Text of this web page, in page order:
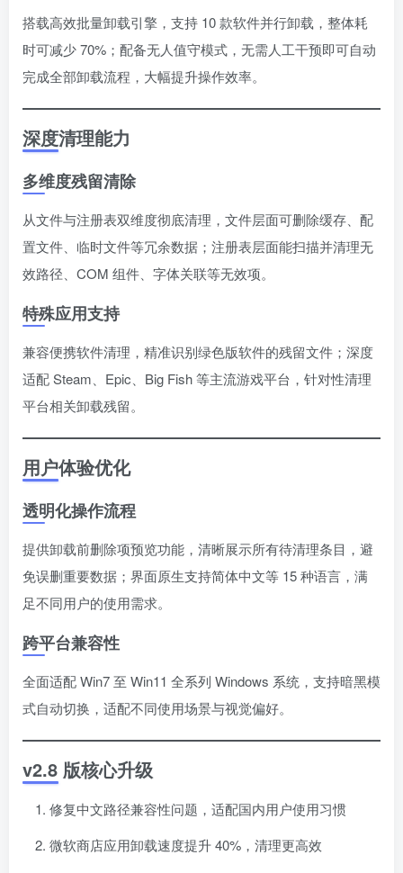
搭载高效批量卸载引擎，支持 10 款软件并行卸载，整体耗
时可减少 70%；配备无人值守模式，无需人工干预即可自动
完成全部卸载流程，大幅提升操作效率。
深度清理能力
多维度残留清除
从文件与注册表双维度彻底清理，文件层面可删除缓存、配
置文件、临时文件等冗余数据；注册表层面能扫描并清理无
效路径、COM 组件、字体关联等无效项。
特殊应用支持
兼容便携软件清理，精准识别绿色版软件的残留文件；深度
适配 Steam、Epic、Big Fish 等主流游戏平台，针对性清理
平台相关卸载残留。
用户体验优化
透明化操作流程
提供卸载前删除项预览功能，清晰展示所有待清理条目，避
免误删重要数据；界面原生支持简体中文等 15 种语言，满
足不同用户的使用需求。
跨平台兼容性
全面适配 Win7 至 Win11 全系列 Windows 系统，支持暗黑模
式自动切换，适配不同使用场景与视觉偏好。
v2.8 版核心升级
修复中文路径兼容性问题，适配国内用户使用习惯
微软商店应用卸载速度提升 40%，清理更高效